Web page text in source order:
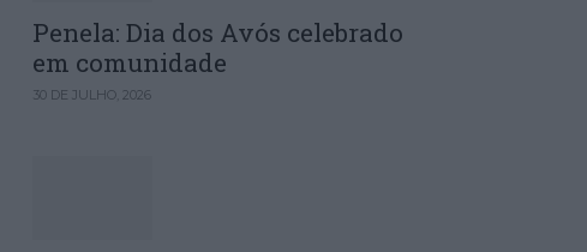
Penela: Dia dos Avós celebrado
em comunidade
30 DE JULHO, 2026